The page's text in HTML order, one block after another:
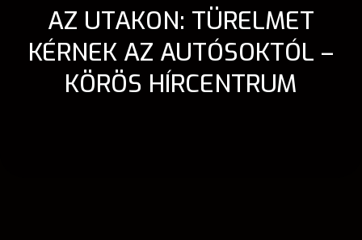
AZ UTAKON: TÜRELMET
KÉRNEK AZ AUTÓSOKTÓL –
KÖRÖS HÍRCENTRUM